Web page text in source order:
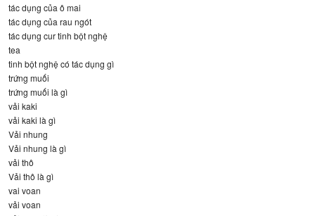
tác dụng của ô mai
tác dụng của rau ngót
tác dụng cur tinh bột nghệ
tea
tinh bột nghệ có tác dụng gì
trứng muối
trứng muối là gì
vải kaki
vải kaki là gì
Vải nhung
Vải nhung là gì
vải thô
Vải thô là gì
vai voan
vải voan